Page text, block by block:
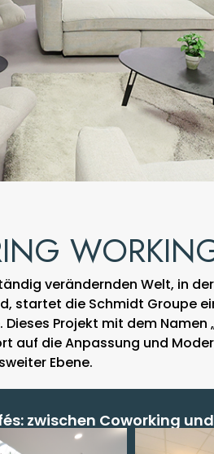
verändernden Welt, in
startet die Schmidt Groupe
Projekt mit dem
auf die Anpassung und
Ebene.
zwischen Coworking